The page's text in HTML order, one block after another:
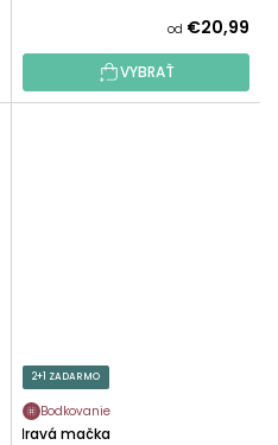
od €20,99
VYBRAŤ
2+1 ZADARMO
Bodkovanie
Hravá mačka